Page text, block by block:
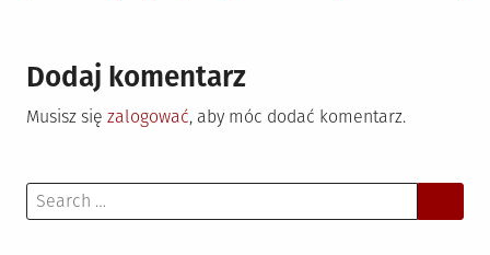
Dodaj komentarz
Musisz się zalogować, aby móc dodać komentarz.
Search
for: